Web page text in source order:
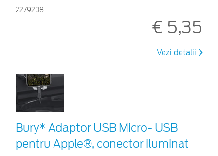
2279208
€ 5,35
Vezi detalii
Bury* Adaptor USB Micro- USB
pentru Apple®, conector iluminat